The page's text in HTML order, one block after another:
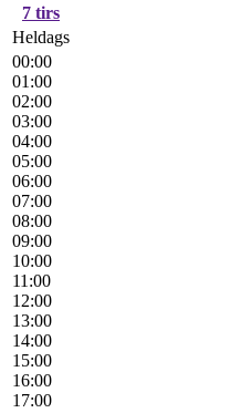
7 tirs
Heldags
00:00
01:00
02:00
03:00
04:00
05:00
06:00
07:00
08:00
09:00
10:00
11:00
12:00
13:00
14:00
15:00
16:00
17:00